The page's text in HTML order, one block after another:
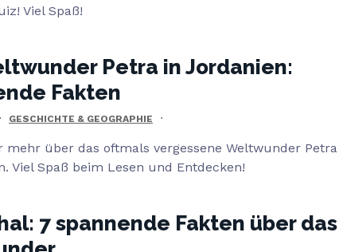
Viel Spaß!
Petra in Jordanien:
Fakten
GESCHICHTE & GEOGRAPHIE
mehr über das oftmals vergessene Weltwunder Petra
Viel Spaß beim Lesen und Entdecken!
7 spannende Fakten über das